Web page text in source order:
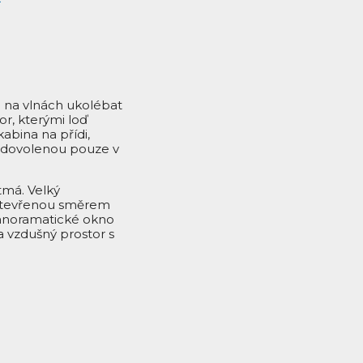
na vlnách ukolébat
kterými loď
na přídi,
pouze v
Velký
směrem
okno
vzdušný prostor s